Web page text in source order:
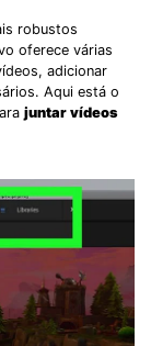
robustos
oferece várias
adicionar
Aqui está o
juntar vídeos